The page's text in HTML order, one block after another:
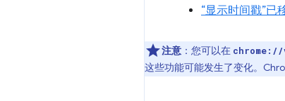
“显示时间戳”已
注意 ：您可以在
这些功能可能发生了变化。